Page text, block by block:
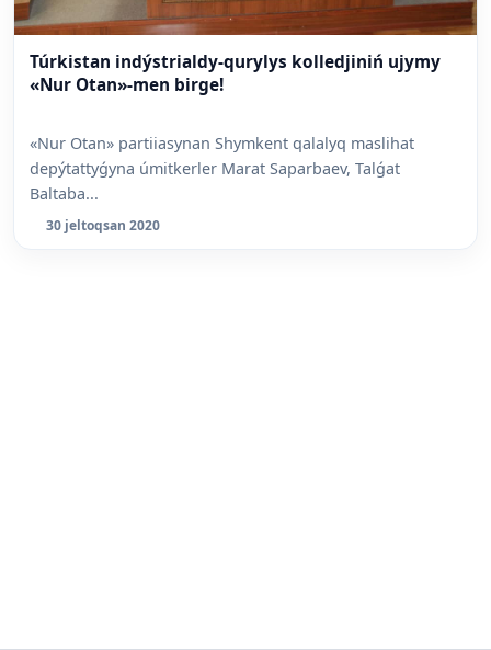
Túrkistan indýstrialdy-qurylys kolledjiniń ujymy
«Nur Otan»-men birge!
«Nur Otan» partiiasynan Shymkent qalalyq maslihat
depýtattyǵyna úmitkerler Marat Saparbaev, Talǵat
Baltaba...
30 jeltoqsan 2020